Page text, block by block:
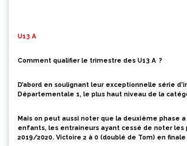
U13 A
Comment qualifier le trimestre des U13 A ?
D’abord en soulignant leur exceptionnelle série
Départementale 1, le plus haut niveau de la
Mais on peut aussi noter que la deuxième phase
enfants, les entraineurs ayant cessé de noter
2019/2020. Victoire 2 à 0 (doublé de Tom) en